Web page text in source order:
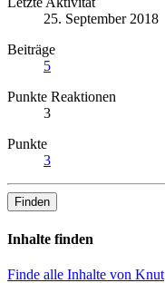
25. September 2018
Beiträge
5
Punkte Reaktionen
3
Punkte
3
Finden
Inhalte finden
Finde alle Inhalte von Knut